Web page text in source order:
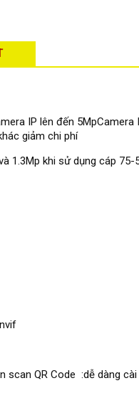
IP lên đến 5MpCamera
giảm chi phí
1.3Mp khi sử dụng cáp 75-
QR Code :dễ dàng